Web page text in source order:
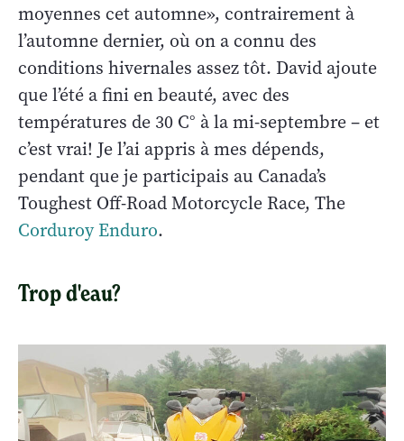
moyennes cet automne», contrairement à
l’automne dernier, où on a connu des
conditions hivernales assez tôt. David ajoute
que l’été a fini en beauté, avec des
températures de 30 C° à la mi-septembre – et
c’est vrai! Je l’ai appris à mes dépends,
pendant que je participais au Canada’s
Toughest Off-Road Motorcycle Race, The
Corduroy Enduro.
Trop d'eau?